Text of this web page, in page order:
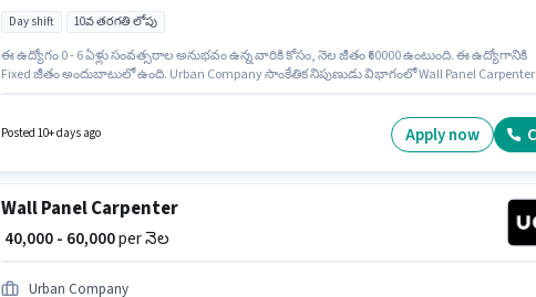
Day shift 10వ తరగతి లోపు
ఈ ఉద్యోగం 0 - 6 ఏళ్లు సంవత్సరాల అనుభవం ఉన్న వారికి కోసం, నెల జీతం ₹60000 ఉంటుంది. ఈ ఉద్యోగానికి
Fixed జీతం అందుబాటులో ఉంది. Urban Company సాంకేతిక నిపుణుడు విభాగంలో Wall Panel Carpenter
మరియు వారానికి 6 days working ఉంటాయి.
Posted 10+ days ago Apply now
Wall Panel Carpenter
₹ 40,000 - 60,000per నెల
Urban Company